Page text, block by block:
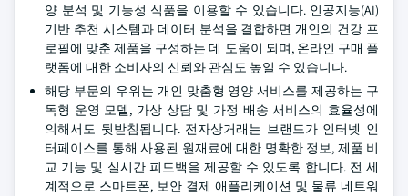
양 분석 및 기능성 식품을 이용할 수 있습니다. 인공지능(AI)
기반 추천 시스템과 데이터 분석을 결합하면 개인의 건강 프
로필에 맞춘 제품을 구성하는 데 도움이 되며, 온라인 구매 플
랫폼에 대한 소비자의 신뢰와 관심도 높일 수 있습니다.
해당 부문의 우위는 개인 맞춤형 영양 서비스를 제공하는 구
독형 운영 모델, 가상 상담 및 가정 배송 서비스의 효율성에
의해서도 뒷받침됩니다. 전자상거래는 브랜드가 인터넷 인
터페이스를 통해 사용된 원재료에 대한 명확한 정보, 제품 비
교 기능 및 실시간 피드백을 제공할 수 있도록 합니다. 전 세
계적으로 스마트폰, 보안 결제 애플리케이션 및 물류 네트워